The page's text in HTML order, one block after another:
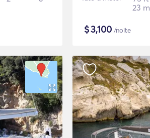
23 m
$3,100 /noite